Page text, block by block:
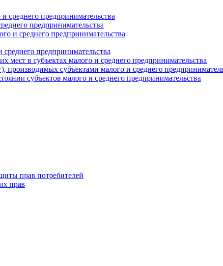
среднего предпринимательства
предпринимательства
и среднего предпринимательства
предпринимательства
мест в субъектах малого и среднего предпринимательства
производимых субъектами малого и среднего
субъектов малого и среднего предпринимательства
прав потребителей
прав